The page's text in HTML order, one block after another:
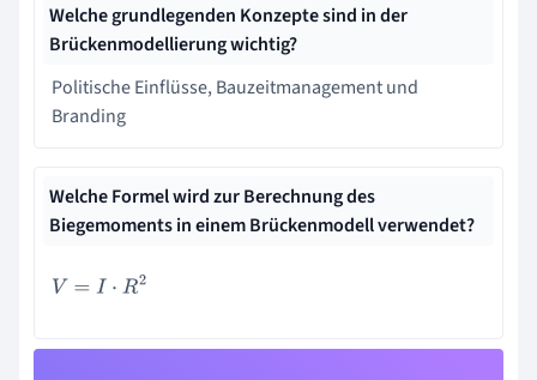
Welche grundlegenden Konzepte sind in der
Brückenmodellierung wichtig?
Politische Einflüsse, Bauzeitmanagement und
Branding
Welche Formel wird zur Berechnung des
Biegemoments in einem Brückenmodell verwendet?
V= I⋅R2